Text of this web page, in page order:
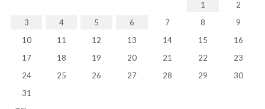
1
2
3
4 5 6 7 8
9
10
11 12 13 14 15
16
17
18 19 20 21 22
23
24
25 26 27 28 29
30
31